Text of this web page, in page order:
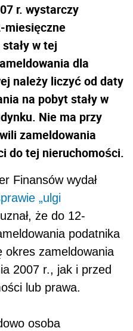
r. wystarczy
miesięczne
w tej
dla
należy liczyć od daty
na pobyt stały w
Nie ma przy
zameldowania
do tej nieruchomości.
Finansów wydał
„ulgi
że do 12-
podatnika
okres zameldowania
2007 r., jak i przed
lub prawa.
osoba